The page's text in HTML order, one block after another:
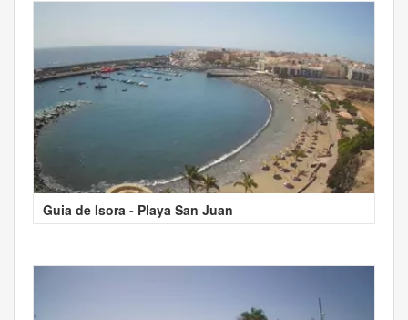
Guia de Isora - Playa San Juan